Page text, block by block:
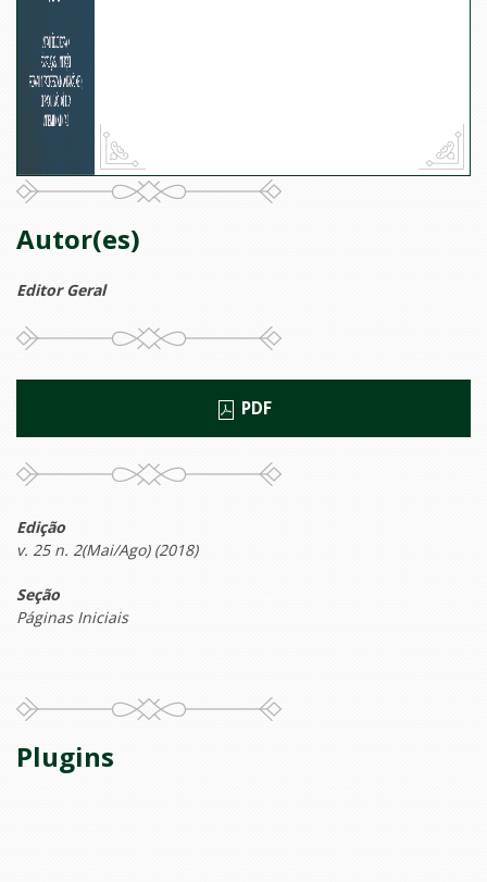
Autor(es)
Editor Geral
PDF
Edição
v. 25 n. 2(Mai/Ago) (2018)
Seção
Páginas Iniciais
Plugins